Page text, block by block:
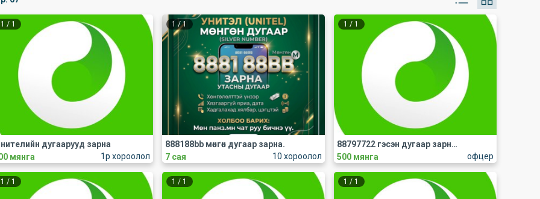
1 / 1
1р хороолол
дугаарууд зарна
мянга
1 /1
10 хороолол
888188bb мөнгөн дугаар зарна.
7 сая
1 /1
офцер
88797722 гэсэн дугаар зарна 500k
500 мянга
1 / 1 1 /1 1 /1